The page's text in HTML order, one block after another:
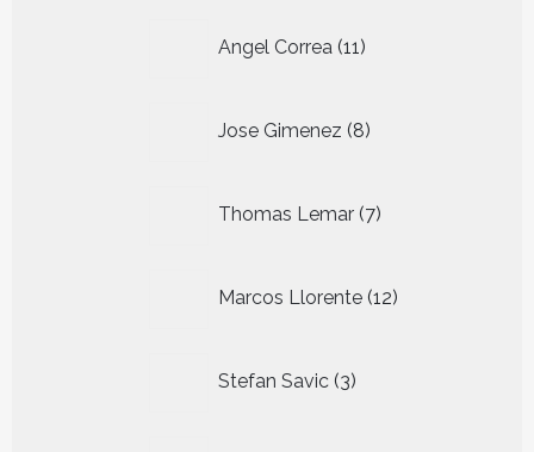
Angel Correa 11
producten
Jose Gimenez 8
producten
Thomas Lemar 7
producten
Marcos Llorente 12
producten
Stefan Savic 3
producten